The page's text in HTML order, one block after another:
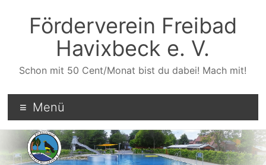
wechselnFörderverein Freibad
Havixbeck e. V.
Schon mit 50 Cent/Monat bist du dabei! Mach mit!
Menü